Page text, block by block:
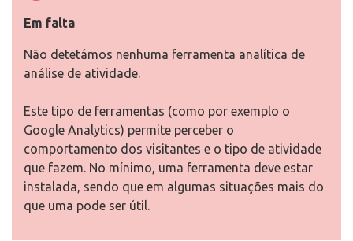
Em falta
Não detetámos nenhuma ferramenta analítica de
análise de atividade.
Este tipo de ferramentas (como por exemplo o
Google Analytics) permite perceber o
comportamento dos visitantes e o tipo de atividade
que fazem. No mínimo, uma ferramenta deve estar
instalada, sendo que em algumas situações mais do
que uma pode ser útil.